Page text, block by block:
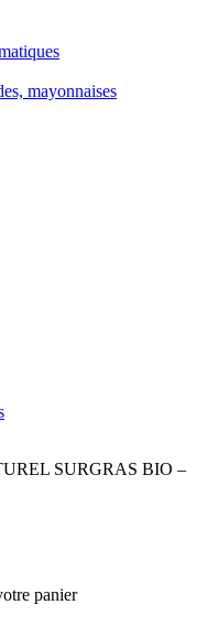
mayonnaises
SURGRAS BIO –
panier